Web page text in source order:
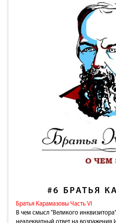
#6 БРАТЬЯ
Братья Карамазовы Часть VI
В чем смысл "Великого